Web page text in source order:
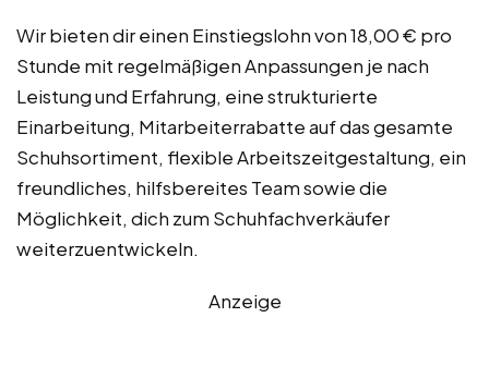
Wir bieten dir einen Einstiegslohn von 18,00 € pro
Stunde mit regelmäßigen Anpassungen je nach
Leistung und Erfahrung, eine strukturierte
Einarbeitung, Mitarbeiterrabatte auf das gesamte
Schuhsortiment, flexible Arbeitszeitgestaltung, ein
freundliches, hilfsbereites Team sowie die
Möglichkeit, dich zum Schuhfachverkäufer
weiterzuentwickeln.
Anzeige